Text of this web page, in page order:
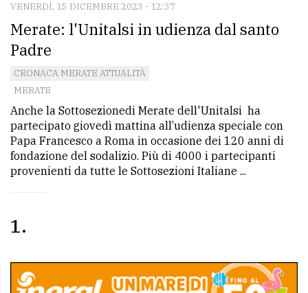
CERCA
Cerca
per
comune
Ricerca
avanzata
LE
VENERDÌ, 15 DICEMBRE 2023 - 12:37
Merate: l'Unitalsi in udienza dal santo
Padre
CRONACA MERATE ATTUALITÀ
MERATE
Anche la Sottosezionedi Merate dell'Unitalsi ha
partecipato giovedì mattina all’udienza speciale con
Papa Francesco a Roma in occasione dei 120 anni di
fondazione del sodalizio. Più di 4000 i partecipanti
provenienti da tutte le Sottosezioni Italiane ...
1